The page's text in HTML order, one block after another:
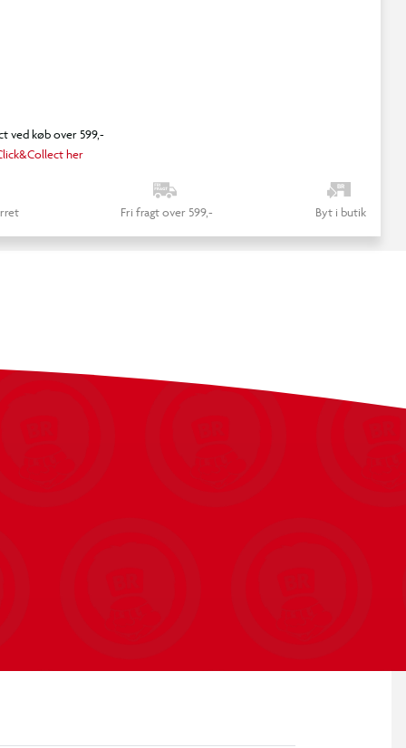
ved køb over 599,-
her
Fri fragt over 599,- Byt i butik